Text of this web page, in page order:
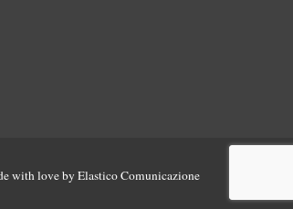
with love by Elastico Comunicazione